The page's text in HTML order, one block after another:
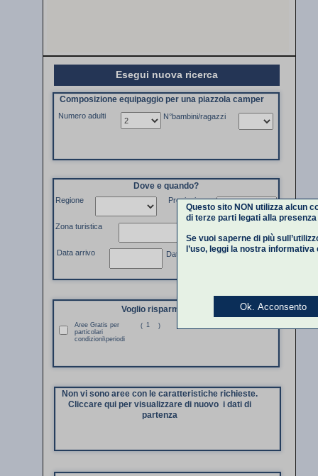
Esegui nuova ricerca
Composizione equipaggio per una piazzola camper
Numero adulti N°bambini/ragazzi
Regione Provincia
Zona turistica
Data partenza
Data arrivo
Dove e quando?
Voglio risparmiare
( 1 )
Aree Gratis per
particolari
condizioni\periodi
Non vi sono aree con le caratteristiche richieste.
Cliccare qui per visualizzare di nuovo i dati di
partenza
Questo sito NON utilizza alcun
di terze parti legati alla
Se vuoi saperne di più
l’uso, leggi la nostra informativa
Ok. Acconsento